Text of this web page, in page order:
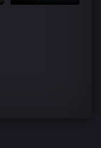
legendario Super